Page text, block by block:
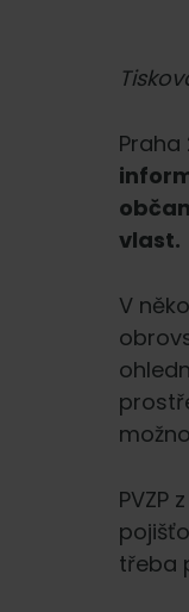
Praha
vlast.
V
PVZP
třeba